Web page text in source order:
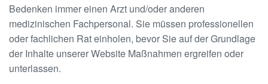
Bedenken immer einen Arzt und/oder anderen
medizinischen Fachpersonal. Sie müssen professionellen
oder fachlichen Rat einholen, bevor Sie auf der Grundlage
der Inhalte unserer Website Maßnahmen ergreifen oder
unterlassen.